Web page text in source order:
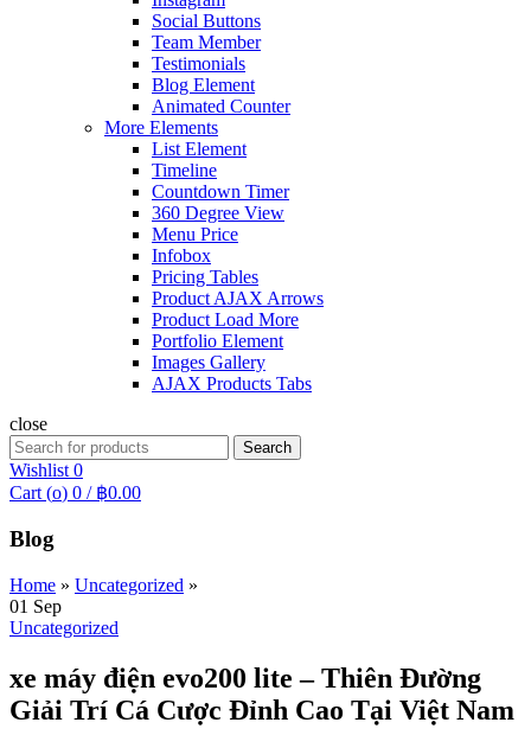
Social Buttons
Team Member
Testimonials
Blog Element
Animated Counter
More Elements
List Element
Timeline
Countdown Timer
360 Degree View
Menu Price
Infobox
Pricing Tables
Product AJAX Arrows
Product Load More
Portfolio Element
Images Gallery
AJAX Products Tabs
close
Search
for:
Search
Wishlist 0
Cart (o) 0 / ฿0.00
Blog
Home » Uncategorized »
01 Sep
Uncategorized
xe máy điện evo200 lite – Thiên Đường
Giải Trí Cá Cược Đỉnh Cao Tại Việt Nam